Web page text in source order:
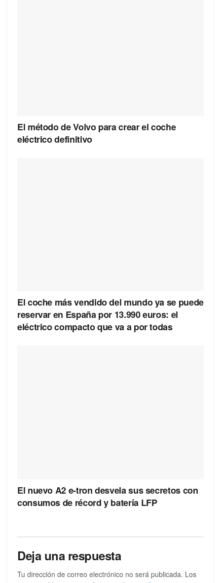
El método de Volvo para crear el coche
eléctrico definitivo
El coche más vendido del mundo ya se puede
reservar en España por 13.990 euros: el
eléctrico compacto que va a por todas
El nuevo A2 e-tron desvela sus secretos con
consumos de récord y batería LFP
Deja una respuesta
Tu dirección de correo electrónico no será publicada. Los